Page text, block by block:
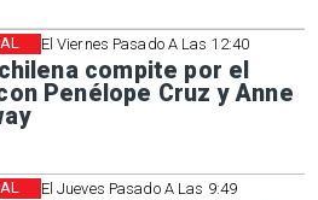
El Viernes Pasado A Las 12:40
compite por el
Penélope Cruz y Anne
El Jueves Pasado A Las 9:49